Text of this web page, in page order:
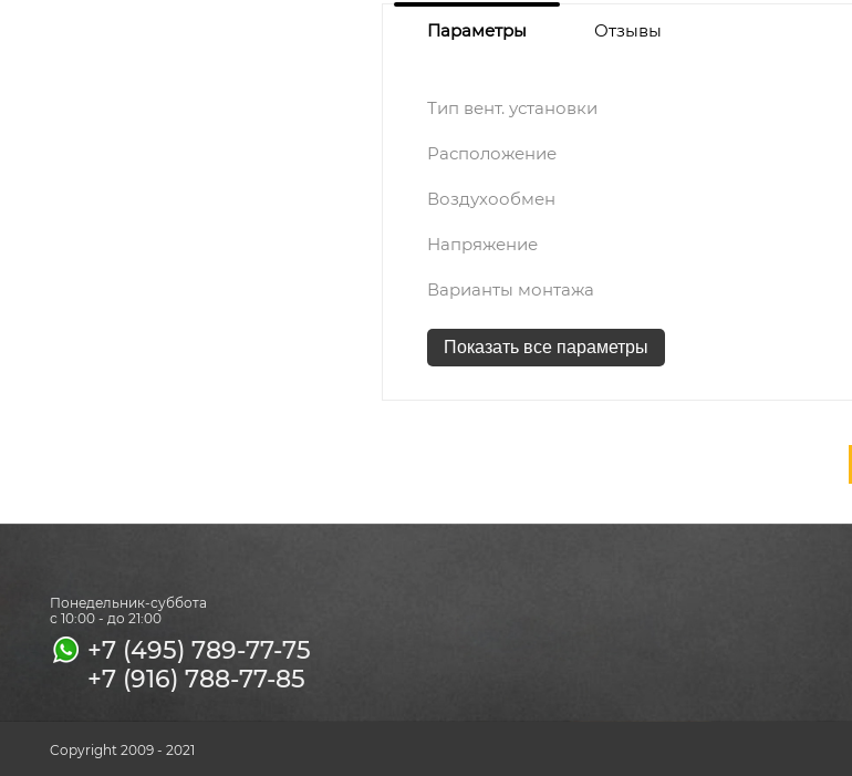
Параметры Отзывы
Тип вент. установки
Расположение
Воздухообмен
Напряжение
Варианты монтажа
Показать все параметры
Понедельник-суббота
с 10:00 - до 21:00
+7 (495) 789-77-75
+7 (916) 788-77-85
Copyright 2009 - 2021